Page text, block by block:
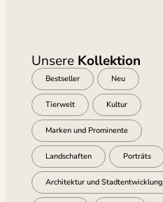
Unsere Kollektion
Bestseller Neu
Tierwelt Kultur
Marken und Prominente
Landschaften Porträts
Architektur und Stadtentwicklung